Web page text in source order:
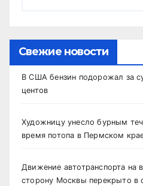
Свежие новости
В США бензин подорожал за
центов
Художницу унесло бурным
время потопа в Пермском
Движение автотранспорта на
сторону Москвы перекрыто в